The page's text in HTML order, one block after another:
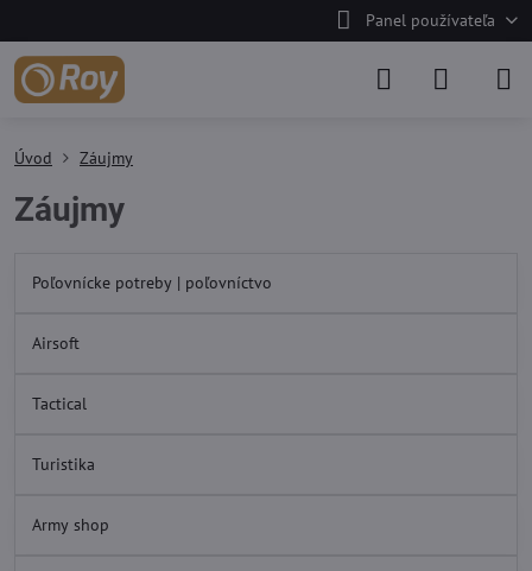
Panel používateľa
Úvod Záujmy
Záujmy
Poľovnícke potreby | poľovníctvo
Airsoft
Tactical
Turistika
Army shop